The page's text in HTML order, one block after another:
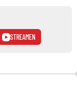
STREAMEN